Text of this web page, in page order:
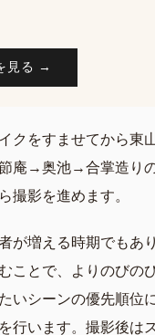
見る →
クをすませてから東
庵→奥池→合掌造り
撮影を進めます。
が増える時期でもあ
ことで、よりのびの
いシーンの優先順位
行います。撮影後は